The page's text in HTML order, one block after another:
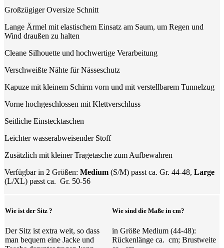
Großzügiger Oversize Schnitt
Lange Ärmel mit elastischem Einsatz am Saum, um Regen und
Wind draußen zu halten
Cleane Silhouette und hochwertige Verarbeitung
Verschweißte Nähte für Nässeschutz
Kapuze mit kleinem Schirm vorn und mit verstellbarem Tunnelzug
Vorne hochgeschlossen mit Klettverschluss
Seitliche Einstecktaschen
Leichter wasserabweisender Stoff
Zusätzlich mit kleiner Tragetasche zum Aufbewahren
Verfügbar in 2 Größen: Medium (S/M) passt ca. Gr. 44-48, Large
(L/XL) passt ca. Gr. 50-56
Wie ist der Sitz ?
Der Sitz ist extra weit, so dass
man bequem eine Jacke und
Wie sind die Maße in cm?
in Größe Medium (44-48):
Rückenlänge ca. cm; Brustweite